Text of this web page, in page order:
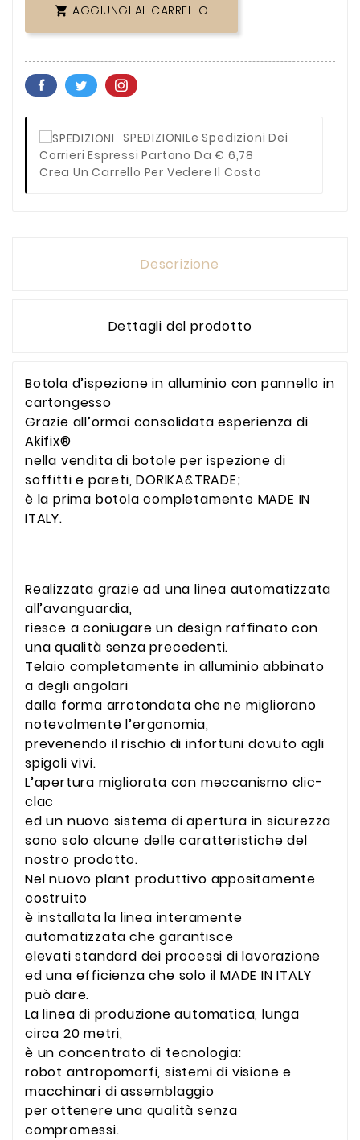
 AGGIUNGI AL CARRELLO
SPEDIZIONILe Spedizioni Dei
Corrieri Espressi Partono Da € 6,78
Crea Un Carrello Per Vedere Il Costo
Descrizione
Dettagli del prodotto
Botola d’ispezione in alluminio con pannello in
cartongesso
Grazie all’ormai consolidata esperienza di
Akifix®
nella vendita di botole per ispezione di
soffitti e pareti, DORIKA&TRADE;
è la prima botola completamente MADE IN
ITALY.
Realizzata grazie ad una linea automatizzata
all’avanguardia,
riesce a coniugare un design raffinato con
una qualità senza precedenti.
Telaio completamente in alluminio abbinato
a degli angolari
dalla forma arrotondata che ne migliorano
notevolmente l’ergonomia,
prevenendo il rischio di infortuni dovuto agli
spigoli vivi.
L’apertura migliorata con meccanismo clic-
clac
ed un nuovo sistema di apertura in sicurezza
sono solo alcune delle caratteristiche del
nostro prodotto.
Nel nuovo plant produttivo appositamente
costruito
è installata la linea interamente
automatizzata che garantisce
elevati standard dei processi di lavorazione
ed una efficienza che solo il MADE IN ITALY
può dare.
La linea di produzione automatica, lunga
circa 20 metri,
è un concentrato di tecnologia:
robot antropomorfi, sistemi di visione e
macchinari di assemblaggio
per ottenere una qualità senza
compromessi.